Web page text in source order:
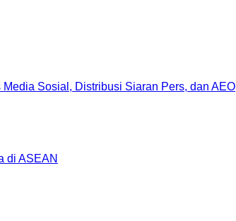
Sosial, Distribusi Siaran Pers, dan AEO
di ASEAN